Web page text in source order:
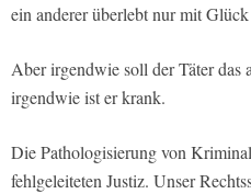
ein anderer überlebt nur mit
Aber irgendwie soll der Täter das
irgendwie ist er krank.
Die Pathologisierung von
fehlgeleiteten Justiz. Unser